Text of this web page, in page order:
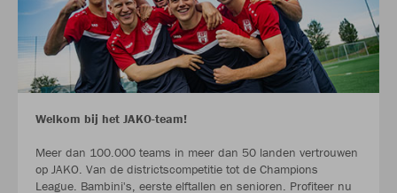
Welkom bij het JAKO-team!
Meer dan 100.000 teams in meer dan 50 landen vertrouwen
op JAKO. Van de districtscompetitie tot de Champions
League. Bambini's, eerste elftallen en senioren. Profiteer nu